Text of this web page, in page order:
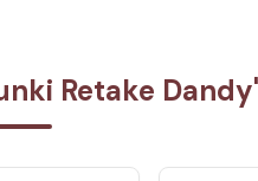
Retake